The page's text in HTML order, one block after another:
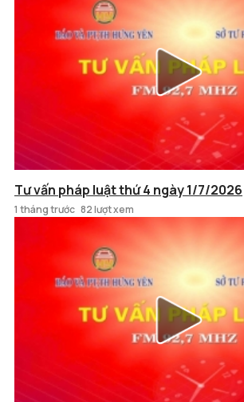
Tư vấn pháp luật thứ 4 ngày 1/7/2026
1 tháng trước 82 lượt xem